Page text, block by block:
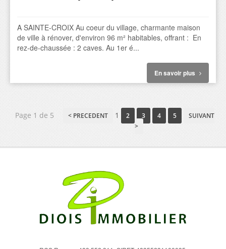
A SAINTE-CROIX Au coeur du village, charmante maison
de ville à rénover, d'environ 96 m² habitables, offrant : En
rez-de-chaussée : 2 caves. Au 1er é...
En savoir plus
Page 1 de 5 < PRECEDENT 1 2 3 4 5
SUIVANT
>